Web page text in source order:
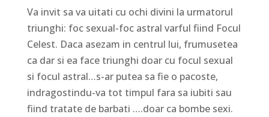
Va invit sa va uitati cu ochi divini la urmatorul
triunghi: foc sexual-foc astral varful fiind Focul
Celest. Daca asezam in centrul lui, frumusetea
ca dar si ea face triunghi doar cu focul sexual
si focul astral…s-ar putea sa fie o pacoste,
indragostindu-va tot timpul fara sa iubiti sau
fiind tratate de barbati ….doar ca bombe sexi.